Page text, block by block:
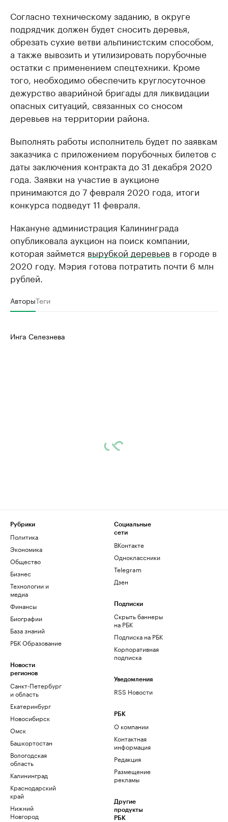
Согласно техническому заданию, в округе
подрядчик должен будет сносить деревья,
обрезать сухие ветви альпинистским способом,
а также вывозить и утилизировать порубочные
остатки с применением спецтехники. Кроме
того, необходимо обеспечить круглосуточное
дежурство аварийной бригады для ликвидации
опасных ситуаций, связанных со сносом
деревьев на территории района.
Выполнять работы исполнитель будет по заявкам
заказчика с приложением порубочных билетов с
даты заключения контракта до 31 декабря 2020
года. Заявки на участие в аукционе
принимаются до 7 февраля 2020 года, итоги
конкурса подведут 11 февраля.
Накануне администрация Калининграда
опубликовала аукцион на поиск компании,
которая займется вырубкой деревьев в городе в
2020 году. Мэрия готова потратить почти 6 млн
рублей.
АвторыТеги
Инга Селезнева
Рубрики
Политика
Экономика
Общество
Бизнес
Технологии и
медиа
Финансы
Биографии
База знаний
РБК Образование
Новости
регионов
Санкт-Петербург
и область
Екатеринбург
Новосибирск
Омск
Башкортостан
Вологодская
область
Калининград
Краснодарский
край
Нижний
Новгород
Социальные
сети
ВКонтакте
Одноклассники
Telegram
Дзен
Подписки
Скрыть баннеры
на РБК
Подписка на РБК
Корпоративная
подписка
Уведомления
RSS Новости
РБК
О компании
Контактная
информация
Редакция
Размещение
рекламы
Другие
продукты
РБК